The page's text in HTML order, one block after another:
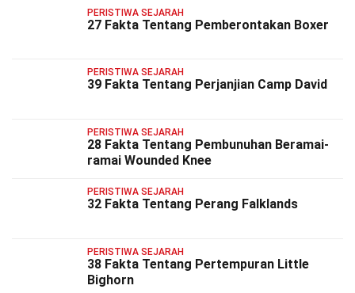
PERISTIWA SEJARAH
27 Fakta Tentang Pemberontakan Boxer
PERISTIWA SEJARAH
39 Fakta Tentang Perjanjian Camp David
PERISTIWA SEJARAH
28 Fakta Tentang Pembunuhan Beramai-
ramai Wounded Knee
PERISTIWA SEJARAH
32 Fakta Tentang Perang Falklands
PERISTIWA SEJARAH
38 Fakta Tentang Pertempuran Little
Bighorn